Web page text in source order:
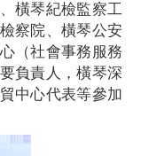
橫琴紀檢監察工
察院、橫琴公安
（社會事務服務
負責人，橫琴深
中心代表等參加